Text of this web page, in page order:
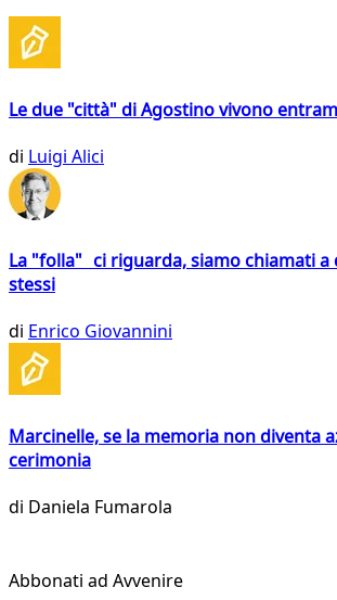
Le due "città" di Agostino vivono
di Luigi Alici
La "folla" ci riguarda, siamo chiamati
stessi
di Enrico Giovannini
Marcinelle, se la memoria non diventa
cerimonia
di Daniela Fumarola
Abbonati ad Avvenire